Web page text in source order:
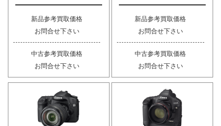
新品参考買取価格
お問合せ下さい
中古参考買取価格
お問合せ下さい
新品参考買取価格
お問合せ下さい
中古参考買取価格
お問合せ下さい